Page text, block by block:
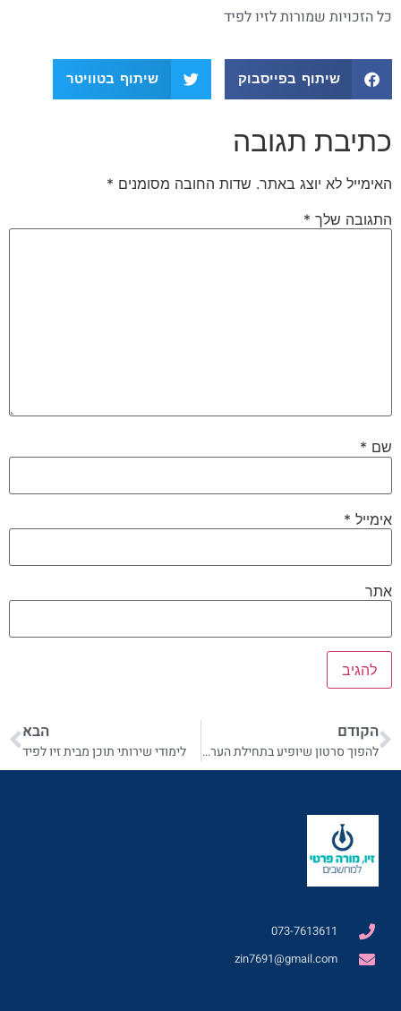
כל הזכויות שמורות לזיו לפיד
שיתוף בפייסבוק שיתוף בטוויטר
כתיבת תגובה
האימייל לא יוצג באתר. שדות החובה מסומנים *
התגובה שלך *
שם *
אימייל *
אתר
הקודם
להפוך סרטון שיופיע בתחילת הערוץ תמיד
הבא
לימודי שירותי תוכן מבית זיו לפיד
073-7613611
zin7691@gmail.com